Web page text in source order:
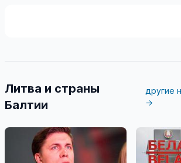
Литва и страны
Балтии
другие
→